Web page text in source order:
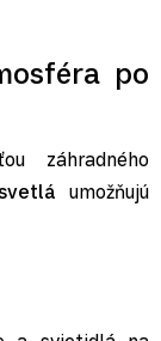
po
záhradného
umožňujú